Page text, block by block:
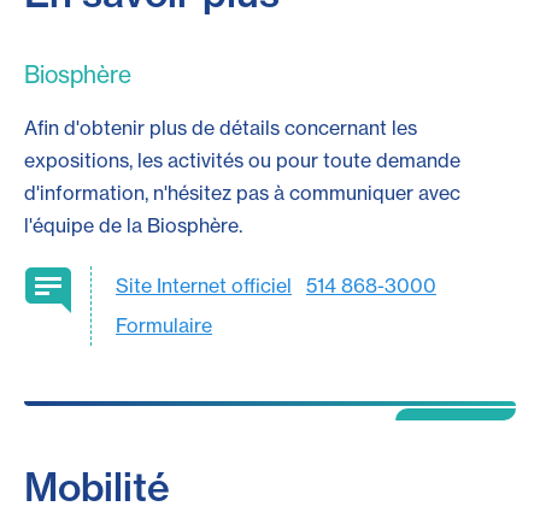
Biosphère
Afin d'obtenir plus de détails concernant les
expositions, les activités ou pour toute demande
d'information, n'hésitez pas à communiquer avec
l'équipe de la Biosphère.
Site Internet officiel
514 868-3000
Formulaire
Mobilité